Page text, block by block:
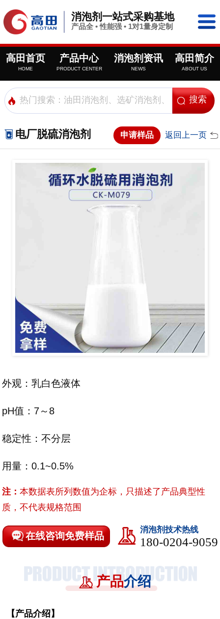
消泡剂一站式采购基地
产品全 • 性能强 • 1对1量身定制
高田首页
HOME
产品中心
PRODUCT CENTER
消泡剂资讯
NEWS
高田简介
ABOUT US
电厂脱硫消泡剂 申请样品 返回上一页
外观：乳白色液体
pH值：7～8
稳定性：不分层
用量：0.1~0.5%
注：本数据表所列数值为企标，只描述了产品典型性
质，不代表规格范围
在线咨询免费样品
消泡剂技术热线
180-0204-9059
产品介绍
【产品介绍】